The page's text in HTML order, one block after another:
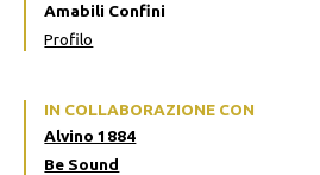
Amabili Confini
Profilo
IN COLLABORAZIONE CON
Alvino 1884
Be Sound